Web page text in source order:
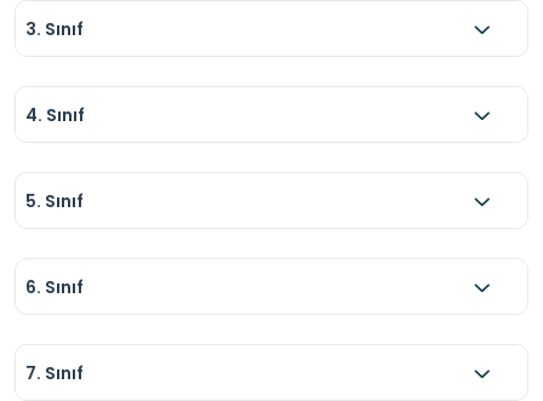
3. Sınıf
4. Sınıf
5. Sınıf
6. Sınıf
7. Sınıf